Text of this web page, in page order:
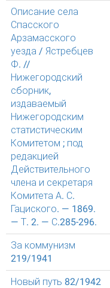
Описание села
Спасского
Арзамасского
уезда / Ястребцев
Ф. //
Нижегородский
сборник,
издаваемый
Нижегородским
статистическим
Комитетом ; под
редакцией
Действительного
члена и секретаря
Комитета А. С.
Гациского. — 1869.
— Т. 2. — С.285-296.
За коммунизм
219/1941
Новый путь 82/1942